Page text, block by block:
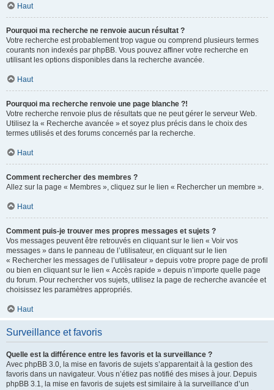
Haut
Pourquoi ma recherche ne renvoie aucun résultat ?
Votre recherche est probablement trop vague ou comprend plusieurs termes
courants non indexés par phpBB. Vous pouvez affiner votre recherche en
utilisant les options disponibles dans la recherche avancée.
Haut
Pourquoi ma recherche renvoie une page blanche ?!
Votre recherche renvoie plus de résultats que ne peut gérer le serveur Web.
Utilisez la « Recherche avancée » et soyez plus précis dans le choix des
termes utilisés et des forums concernés par la recherche.
Haut
Comment rechercher des membres ?
Allez sur la page « Membres », cliquez sur le lien « Rechercher un membre ».
Haut
Comment puis-je trouver mes propres messages et sujets ?
Vos messages peuvent être retrouvés en cliquant sur le lien « Voir vos
messages » dans le panneau de l’utilisateur, en cliquant sur le lien
« Rechercher les messages de l’utilisateur » depuis votre propre page de profil
ou bien en cliquant sur le lien « Accès rapide » depuis n’importe quelle page
du forum. Pour rechercher vos sujets, utilisez la page de recherche avancée et
choisissez les paramètres appropriés.
Haut
Surveillance et favoris
Quelle est la différence entre les favoris et la surveillance ?
Avec phpBB 3.0, la mise en favoris de sujets s’apparentait à la gestion des
favoris dans un navigateur. Vous n’étiez pas notifié des mises à jour. Depuis
phpBB 3.1, la mise en favoris de sujets est similaire à la surveillance d’un